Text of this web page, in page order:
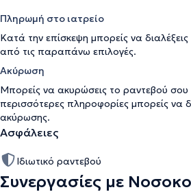
Πληρωμή στο ιατρείο
Κατά την επίσκεψη μπορείς να
από τις παραπάνω επιλογές.
Ακύρωση
Μπορείς να ακυρώσεις το ραντεβού σου
περισσότερες πληροφορίες μπορείς να
ακύρωσης.
Ασφάλειες
Ιδιωτικό ραντεβού
Συνεργασίες με